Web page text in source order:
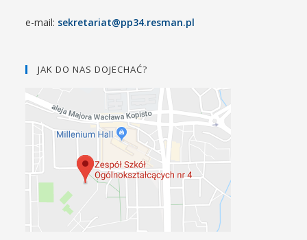
e-mail: sekretariat@pp34.resman.pl
JAK DO NAS DOJECHAĆ?